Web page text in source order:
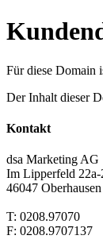
Für diese Domain
Der Inhalt dieser
Kontakt
dsa Marketing AG
Im Lipperfeld 22a-
46047 Oberhausen
T: 0208.97070
F: 0208.9707137